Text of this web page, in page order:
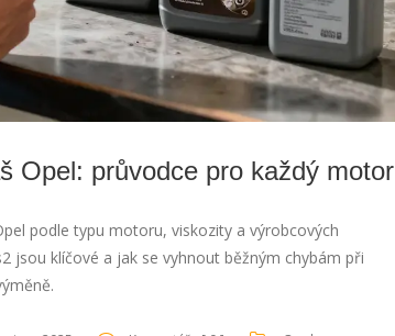
Opel: průvodce pro každý motor
podle typu motoru, viskozity a výrobcových
jsou klíčové a jak se vyhnout běžným chybám při